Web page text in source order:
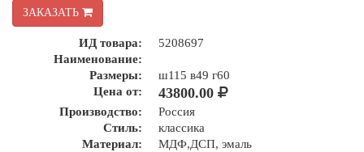
ЗАКАЗАТЬ
ИД товара:
5208697
Наименование:
Размеры:
ш115 в49 г60
Цена от:
43800.00
Производство:
Россия
Стиль:
классика
Материал:
МДФ,ДСП, эмаль